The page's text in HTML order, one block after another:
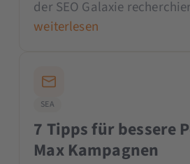
der SEO Galaxie
weiterlesen
SEA
7 Tipps für bessere
Max Kampagnen